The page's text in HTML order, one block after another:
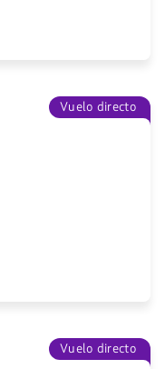
Vuelo directo
Vuelo directo